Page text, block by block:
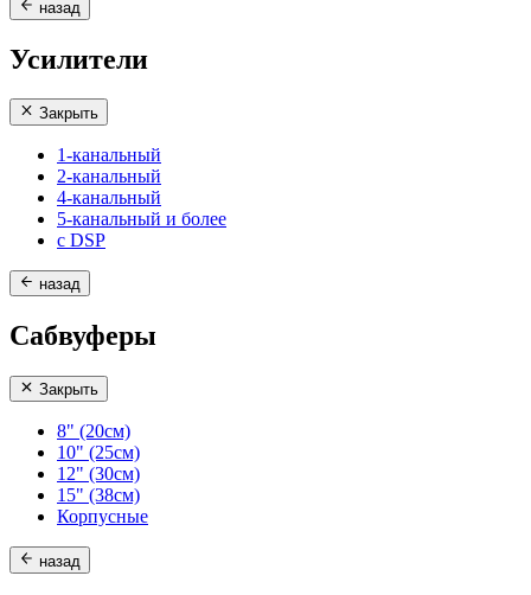
назад
Усилители
Закрыть
1-канальный
2-канальный
4-канальный
5-канальный и более
с DSP
назад
Сабвуферы
Закрыть
8" (20см)
10" (25см)
12" (30см)
15" (38см)
Корпусные
назад